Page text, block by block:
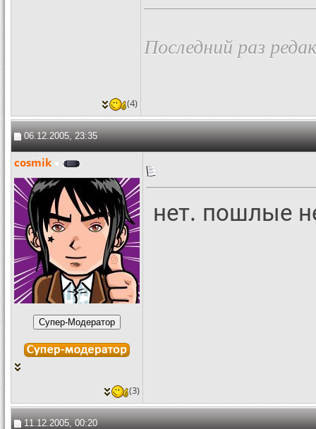
Последний раз
(4)
06.12.2005, 23:35
cosmik
нет. пошлые
(3)
11.12.2005, 00:20